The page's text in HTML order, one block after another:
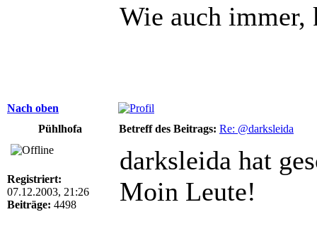
Wie auch immer,
Nach oben
Pühlhofa
Betreff des Beitrags: Re: @darksleida
Registriert:
07.12.2003, 21:26
Beiträge: 4498
darksleida hat
Moin Leute!